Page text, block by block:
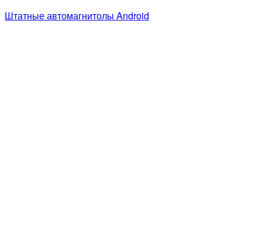
Штатные автомагнитолы Android